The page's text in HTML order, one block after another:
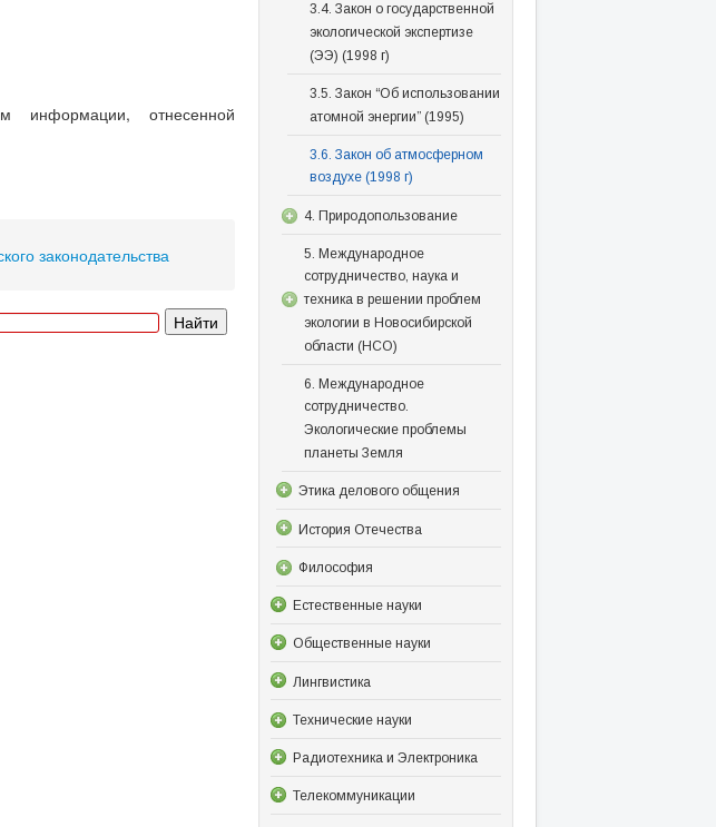
информации, отнесенной
законодательства
3.4. Закон о государственной
экологической экспертизе
(ЭЭ) (1998 г)
3.5. Закон “Об использовании
атомной энергии” (1995)
3.6. Закон об атмосферном
воздухе (1998 г)
4. Природопользование
5. Международное
сотрудничество, наука и
техника в решении проблем
экологии в Новосибирской
области (НСО)
6. Международное
сотрудничество.
Экологические проблемы
планеты Земля
Этика делового общения
История Отечества
Философия
Естественные науки
Общественные науки
Лингвистика
Технические науки
Радиотехника и Электроника
Телекоммуникации